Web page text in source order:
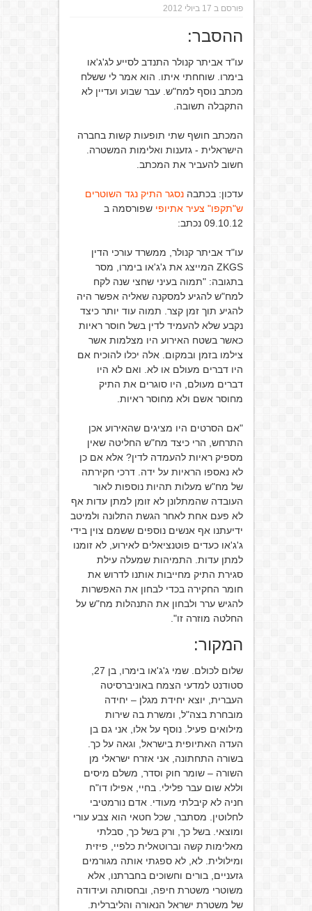
פורסם ב 17 ביולי 2012
ההסבר:
עו"ד אביתר קנולר התנדב לסייע לג'ג'או
בימרו. שוחחתי איתו. הוא אמר לי ששלח
מכתב נוסף למח"ש. עבר שבוע ועדיין לא
התקבלה תשובה.
המכתב חושף שתי תופעות קשות בחברה
הישראלית - גזענות ואלימות המשטרה.
חשוב להעביר את המכתב.
עדכון: בכתבהנסגר התיק נגד השוטרים
ש"תקפו" צעיר אתיופי שפורסמה ב
09.10.12 נכתב:
עו"ד אביתר קנולר, ממשרד עורכי הדין
ZKGS המייצג את ג'ג'או בימרו, מסר
בתגובה: "תמוה בעיני שחצי שנה לקח
למח"ש להגיע למסקנה שאליה אפשר היה
להגיע תוך זמן קצר. תמוה עוד יותר כיצד
נקבע שלא להעמיד לדין בשל חוסר ראיות
כאשר בשטח האירוע היו מצלמות אשר
צילמו בזמן ובמקום. אלה יכלו להוכיח אם
היו דברים מעולם או לא. ואם לא היו
דברים מעולם, היו סוגרים את התיק
מחוסר אשם ולא מחוסר ראיות.
"אם הסרטים היו מציגים שהאירוע אכן
התרחש, הרי כיצד מח"ש החליטה שאין
מספיק ראיות להעמדה לדין? אלא אם כן
לא נאספו הראיות על ידה. דרכי חקירתה
של מח"ש מעלות תהיות נוספות לאור
העובדה שהמתלונן לא זומן למתן עדות אף
לא פעם אחת לאחר הגשת התלונה ולמיטב
ידיעתנו אף אנשים נוספים ששמם צוין בידי
ג'ג'או כעדים פוטנציאלים לאירוע, לא זומנו
למתן עדות. התמיהות שמעלה עילת
סגירת התיק מחייבות אותנו לדרוש את
חומר החקירה בכדי לבחון את האפשרות
להגיש ערר ולבחון את התנהלות מח"ש על
החלטה מוזרה זו".
המקור:
סטודנט למדעי הצמח באוניברסיטה
העברית, יוצא יחידת מגלן – יחידה
מובחרת בצה"ל, ומשרת בה שירות
מילואים פעיל. נוסף על אלו, אני גם בן
העדה האתיופית בישראל, וגאה על כך.
בשורה התחתונה, אני אזרח ישראלי מן
השורה – שומר חוק וסדר, משלם מיסים
וללא שום עבר פלילי. בחיי, אפילו דו"ח
חניה לא קיבלתי מעודי. אדם נורמטיבי
לחלוטין. מסתבר, שכל חטאי הוא צבע עורי
ומוצאי. בשל כך, ורק בשל כך, סבלתי
מאלימות קשה וברוטאלית כלפיי, פיזית
ומילולית. לא, לא ספגתי אותה מגורמים
גזעניים, בורים וחשוכים בחברתנו, אלא
משוטרי משטרת חיפה, ובחסותה ועידודה
של משטרת ישראל הנאורה והליברלית.